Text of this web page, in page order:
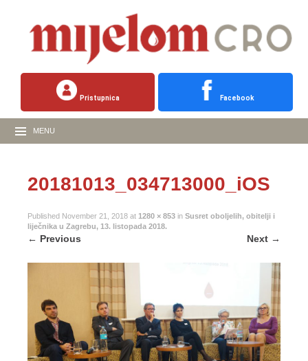
Pristupnica Facebook
MENU
20181013_034713000_iOS
Published November 21, 2018 at 1280 × 853 in Susret oboljelih, obitelji i
liječnika u Zagrebu, 13. listopada 2018.
← Previous Next →